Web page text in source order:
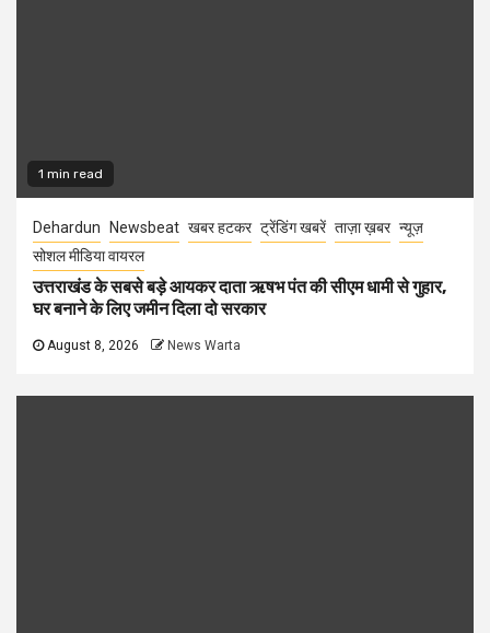
1 min read
Dehardun Newsbeat खबर हटकर ट्रेंडिंग खबरें ताज़ा ख़बर न्यूज़
सोशल मीडिया वायरल
उत्तराखंड के सबसे बड़े आयकर दाता ऋषभ पंत की सीएम धामी से गुहार,
घर बनाने के लिए जमीन दिला दो सरकार
August 8, 2026 News Warta